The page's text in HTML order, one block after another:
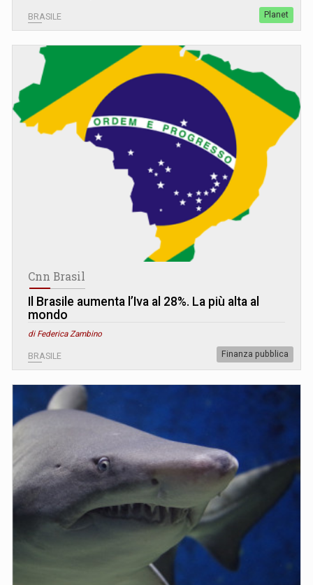
BRASILE Planet
Cnn Brasil
Il Brasile aumenta l’Iva al 28%. La più alta al
mondo
di Federica Zambino
BRASILE Finanza pubblica